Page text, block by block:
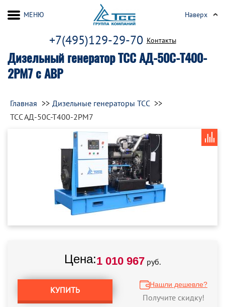
Дизельный генератор ТСС АД-50С-Т400-
2РМ7 с АВР
+7(495)129-29-70 Контакты
МЕНЮ Наверх
Главная
Дизельные генераторы ТСС
ТСС АД-50С-Т400-2РМ7
Цена:1 010 967 руб.
КУПИТЬ
Нашли дешевле?
Получите скидку!